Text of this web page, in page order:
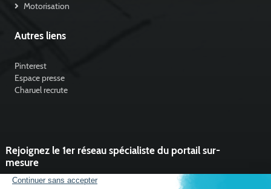
Motorisation
Autres liens
Pinterest
Espace presse
Charuel recrute
Rejoignez le 1er réseau spécialiste du portail sur-
mesure